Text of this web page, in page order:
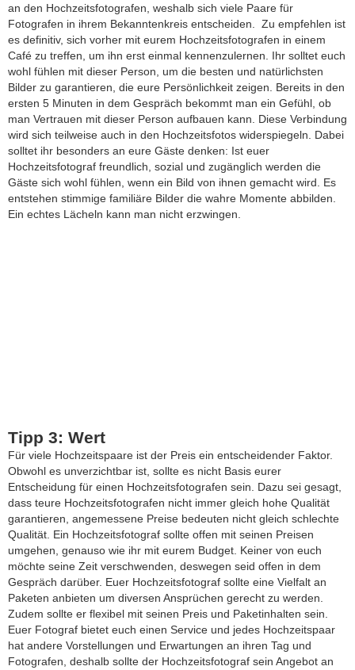
an den Hochzeitsfotografen, weshalb sich viele Paare für
Fotografen in ihrem Bekanntenkreis entscheiden. Zu empfehlen ist
es definitiv, sich vorher mit eurem Hochzeitsfotografen in einem
Café zu treffen, um ihn erst einmal kennenzulernen. Ihr solltet euch
wohl fühlen mit dieser Person, um die besten und natürlichsten
Bilder zu garantieren, die eure Persönlichkeit zeigen. Bereits in den
ersten 5 Minuten in dem Gespräch bekommt man ein Gefühl, ob
man Vertrauen mit dieser Person aufbauen kann. Diese Verbindung
wird sich teilweise auch in den Hochzeitsfotos widerspiegeln. Dabei
solltet ihr besonders an eure Gäste denken: Ist euer
Hochzeitsfotograf freundlich, sozial und zugänglich werden die
Gäste sich wohl fühlen, wenn ein Bild von ihnen gemacht wird. Es
entstehen stimmige familiäre Bilder die wahre Momente abbilden.
Ein echtes Lächeln kann man nicht erzwingen.
Tipp 3: Wert
Für viele Hochzeitspaare ist der Preis ein entscheidender Faktor.
Obwohl es unverzichtbar ist, sollte es nicht Basis eurer
Entscheidung für einen Hochzeitsfotografen sein. Dazu sei gesagt,
dass teure Hochzeitsfotografen nicht immer gleich hohe Qualität
garantieren, angemessene Preise bedeuten nicht gleich schlechte
Qualität. Ein Hochzeitsfotograf sollte offen mit seinen Preisen
umgehen, genauso wie ihr mit eurem Budget. Keiner von euch
möchte seine Zeit verschwenden, deswegen seid offen in dem
Gespräch darüber. Euer Hochzeitsfotograf sollte eine Vielfalt an
Paketen anbieten um diversen Ansprüchen gerecht zu werden.
Zudem sollte er flexibel mit seinen Preis und Paketinhalten sein.
Euer Fotograf bietet euch einen Service und jedes Hochzeitspaar
hat andere Vorstellungen und Erwartungen an ihren Tag und
Fotografen, deshalb sollte der Hochzeitsfotograf sein Angebot an